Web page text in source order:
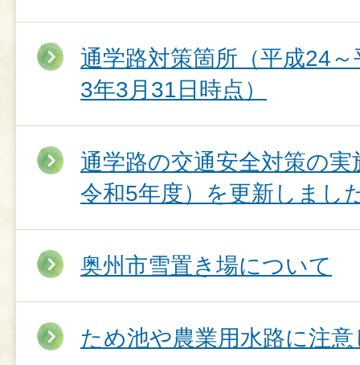
通学路対策箇所（平成24
3年3月31日時点）
通学路の交通安全対策の
令和5年度）を更新しまし
奥州市雪置き場について
ため池や農業用水路に注